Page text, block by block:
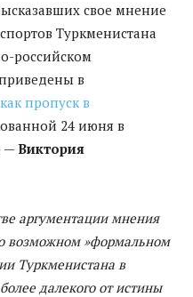
свое мнение
Туркменистана
российском
в
пропуск в
24 июня в
—Виктория
аргументации мнения
возможном »формальном
Туркменистана в
далекого от истины